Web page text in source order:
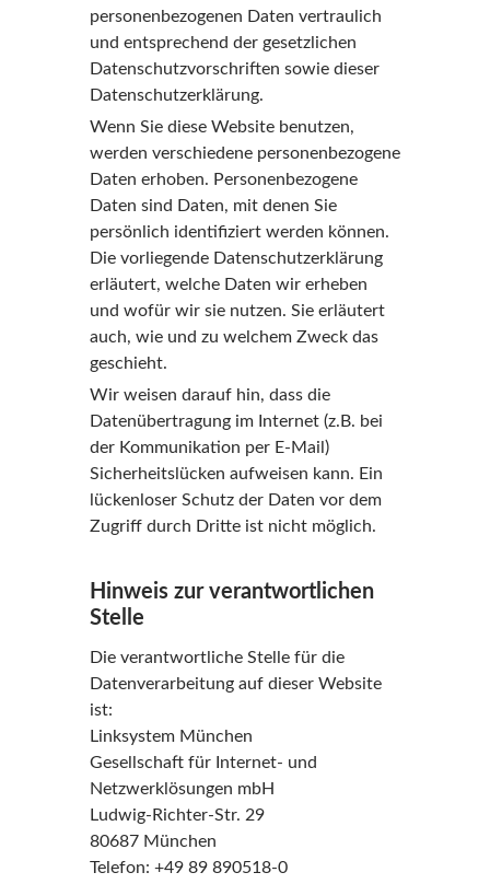
personenbezogenen Daten vertraulich
und entsprechend der gesetzlichen
Datenschutzvorschriften sowie dieser
Datenschutzerklärung.
Wenn Sie diese Website benutzen,
werden verschiedene personenbezogene
Daten erhoben. Personenbezogene
Daten sind Daten, mit denen Sie
persönlich identifiziert werden können.
Die vorliegende Datenschutzerklärung
erläutert, welche Daten wir erheben
und wofür wir sie nutzen. Sie erläutert
auch, wie und zu welchem Zweck das
geschieht.
Wir weisen darauf hin, dass die
Datenübertragung im Internet (z.B. bei
der Kommunikation per E-Mail)
Sicherheitslücken aufweisen kann. Ein
lückenloser Schutz der Daten vor dem
Zugriff durch Dritte ist nicht möglich.
Hinweis zur verantwortlichen
Stelle
Die verantwortliche Stelle für die
Datenverarbeitung auf dieser Website
ist:
Linksystem München
Gesellschaft für Internet- und
Netzwerklösungen mbH
Ludwig-Richter-Str. 29
80687 München
Telefon: +49 89 890518-0